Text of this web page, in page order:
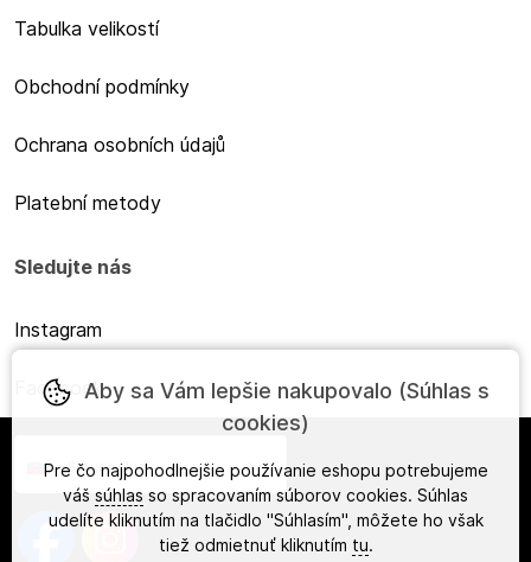
Tabulka velikostí
Obchodní podmínky
Ochrana osobních údajů
Platební metody
Sledujte nás
Instagram
Facebook
Slovensky
Aby sa Vám lepšie nakupovalo (Súhlas s
cookies)
Pre čo najpohodlnejšie používanie eshopu potrebujeme
váš súhlas so spracovaním súborov cookies. Súhlas
udelíte kliknutím na tlačidlo "Súhlasím", môžete ho však
tiež odmietnuť kliknutím tu.